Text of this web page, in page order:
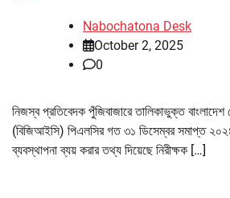
Nabochatona Desk
October 2, 2025
0
নিজস্ব প্রতিবেদক পুঁজিবাজারে তালিকাভুক্ত বাংলাদেশ
(বিজিআইসি) পিএলসির গত ৩১ ডিসেম্বর সমাপ্ত
ব্যবস্থাপনা ব্যয় করার তথ্য দিয়েছে নিরীক্ষক […]